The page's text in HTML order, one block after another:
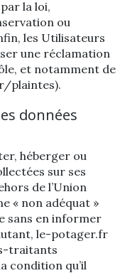
la loi,
ou
les Utilisateurs
une réclamation
et notamment de
plaintes).
données
héberger ou
sur ses
de l’Union
« non adéquat »
sans en informer
le-potager.fr
traitants
condition qu’il